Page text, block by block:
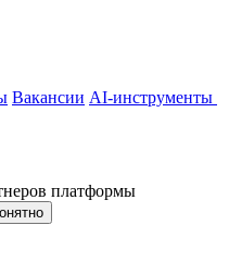
Вакансии AI-инструменты
платформы